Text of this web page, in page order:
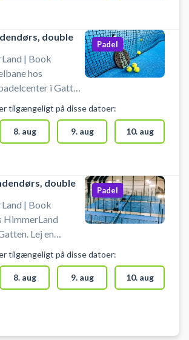
#padel-
padel-farsoe
double
| Book
hos
i Gatten.
en udendørs
lån af bat og
i
#padel-
padel-farsoe
#padel-
Padel
tilgængeligt på disse datoer:
8. aug 9. aug 10. aug
double
| Book
HimmerLand
Lej en
en indendørs
lån af bat og
i
#padel-
padel-farsoe
Padel
tilgængeligt på disse datoer:
8. aug 9. aug 10. aug